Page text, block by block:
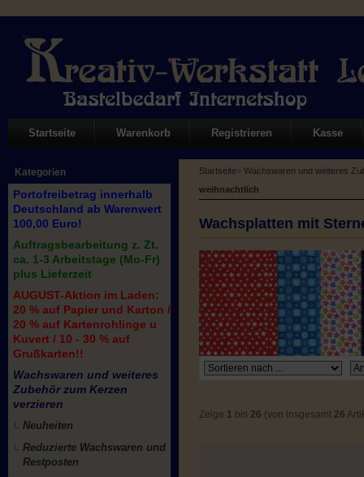
Startseite Warenkorb Registrieren Kasse
Kategorien
Portofreibetrag innerhalb
Deutschland ab Warenwert
100,00 Euro!
Auftragsbearbeitung z. Zt.
ca. 1-3 Arbeitstage (Mo-Fr)
plus Lieferzeit
AUGUST-Aktion im Laden:
20 % auf Papier und Karton /
20 % auf Kartenrohlinge u
Kuvert / 10 - 30 % auf
Grußkarten!!
Wachswaren und weiteres
Zubehör zum Kerzen
verzieren
Neuheiten
Reduzierte Wachswaren und
Restposten
Startseite» Wachswaren und weiteres
weihnachtlich
Wachsplatten mit
Zeige 1 bis 26 (von insgesamt 26